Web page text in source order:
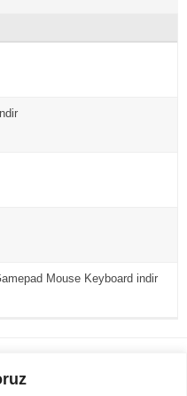
Mouse Keyboard indir